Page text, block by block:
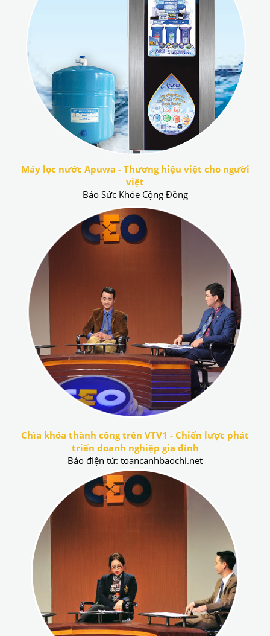
Máy lọc nước Apuwa - Thương hiệu việt cho người
việt
Báo Sức Khỏe Cộng Đồng
Chìa khóa thành công trên VTV1 - Chiến lược phát
triển doanh nghiệp gia đình
Báo điện tử: toancanhbaochi.net